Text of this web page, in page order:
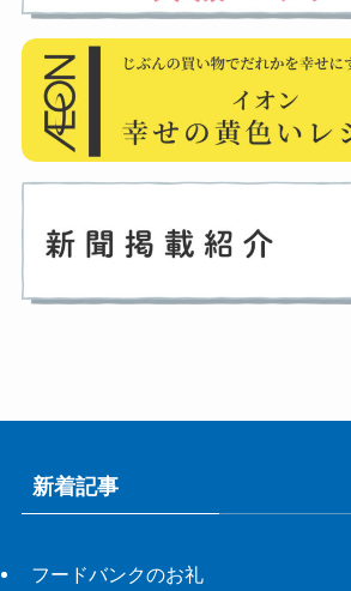
新着記事
フードバンクのお礼